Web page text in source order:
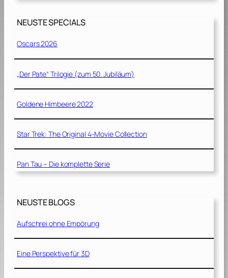
NEUSTE SPECIALS
Oscars 2026
„Der Pate“ Trilogie (zum 50. Jubiläum)
Goldene Himbeere 2022
Star Trek: The Original 4-Movie Collection
Pan Tau – Die komplette Serie
NEUSTE BLOGS
Aufschrei ohne Empörung
Eine Perspektive für 3D